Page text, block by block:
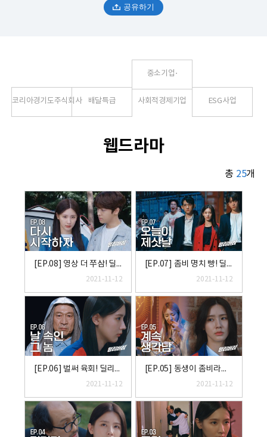
공유하기
코리아경기도주식회사 배달특급
중소기업⋅
사회적경제기업 ESG사업
웹드라마
총 25개
[EP.08] 영상 더 쭈삼! 딜리버리 (KOR/ENG SUB)
2021-11-12
[EP.07] 좀비 명치 빵! 딜리버리 (KOR/ENG SUB)
2021-11-12
[EP.06] 벌써 육회! 딜리버리 (KOR/ENG SUB)
2021-11-12
[EP.05] 동생이 좀비라면! 딜리버리 (KOR/ENG SUB)
2021-11-12